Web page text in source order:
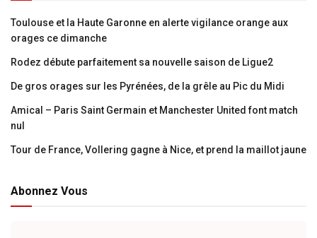
Toulouse et la Haute Garonne en alerte vigilance orange aux
orages ce dimanche
Rodez débute parfaitement sa nouvelle saison de Ligue2
De gros orages sur les Pyrénées, de la grêle au Pic du Midi
Amical – Paris Saint Germain et Manchester United font match
nul
Tour de France, Vollering gagne à Nice, et prend la maillot jaune
Abonnez Vous